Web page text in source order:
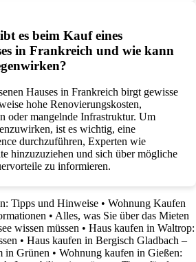
es beim Kauf eines
in Frankreich und wie kann
Hauses in Frankreich birgt gewisse
hohe Renovierungskosten,
oder mangelnde Infrastruktur. Um
ist es wichtig, eine
durchzuführen, Experten wie
hinzuzuziehen und sich über mögliche
zu informieren.
Tipps und Hinweise • Wohnung Kaufen
• Alles, was Sie über das Mieten
wissen müssen • Haus kaufen in Waltrop:
• Haus kaufen in Bergisch Gladbach –
in Grünen • Wohnung kaufen in Gießen: